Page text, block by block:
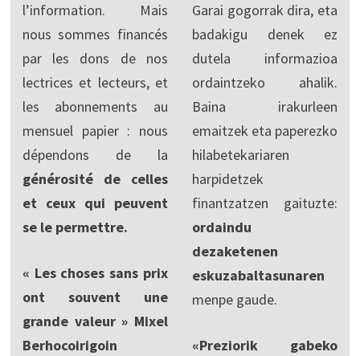
l’information. Mais
nous sommes financés
par les dons de nos
lectrices et lecteurs, et
les abonnements au
mensuel papier : nous
dépendons de la
générosité de celles
et ceux qui peuvent
se le permettre.
« Les choses sans prix
ont souvent une
grande valeur » Mixel
Berhocoirigoin
Garai gogorrak dira, eta
badakigu denek ez
dutela informazioa
ordaintzeko ahalik.
Baina irakurleen
emaitzek eta paperezko
hilabetekariaren
harpidetzek
finantzatzen gaituzte:
ordaindu
dezaketenen
eskuzabaltasunaren
menpe gaude.
«Preziorik gabeko